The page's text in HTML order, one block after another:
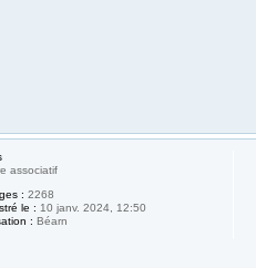
associatif
: 2268
le : 10 janv. 2024, 12:50
: Béarn